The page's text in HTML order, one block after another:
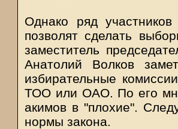
Однако ряд
позволят сделать
заместитель
Анатолий Волков
избирательные
ТОО или ОАО. По его
акимов в "плохие".
нормы закона.